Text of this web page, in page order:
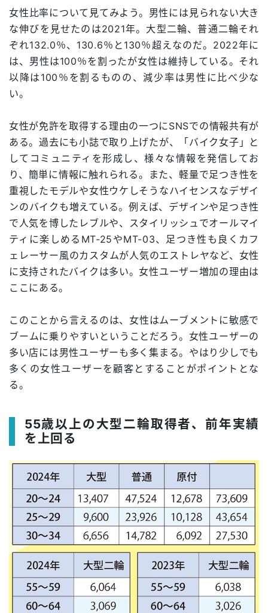
女性比率について見てみよう。男性には見られない大き
な伸びを見せたのは2021年。大型二輪、普通二輪それ
ぞれ132.0％、130.6％と130％超えなのだ。2022年に
は、男性は100％を割ったが女性は維持している。それ
以降は100％を割るものの、減少率は男性に比べ少な
い。
女性が免許を取得する理由の一つにSNSでの情報共有が
ある。過去にも小誌で取り上げたが、「バイク女子」と
してコミュニティを形成し、様々な情報を発信してお
り、簡単に情報に触れられる。また、軽量で足つき性を
重視したモデルや女性ウケしそうなハイセンスなデザイ
ンのバイクも増えている。例えば、デザインや足つき性
で人気を博したレブルや、スタイリッシュでオールマイ
ティに楽しめるMT-25やMT-03、足つき性も良くカフ
ェレーサー風のカスタムが人気のエストレヤなど、女性
に支持されたバイクは多い。女性ユーザー増加の理由は
ここにある。
このことから言えるのは、女性はムーブメントに敏感で
ブームに乗りやすいということだろう。女性ユーザーの
多い店には男性ユーザーも多く集まる。やはり少しでも
多くの女性ユーザーを顧客とすることがポイントとな
る。
55歳以上の大型二輪取得者、前年実績
を上回る